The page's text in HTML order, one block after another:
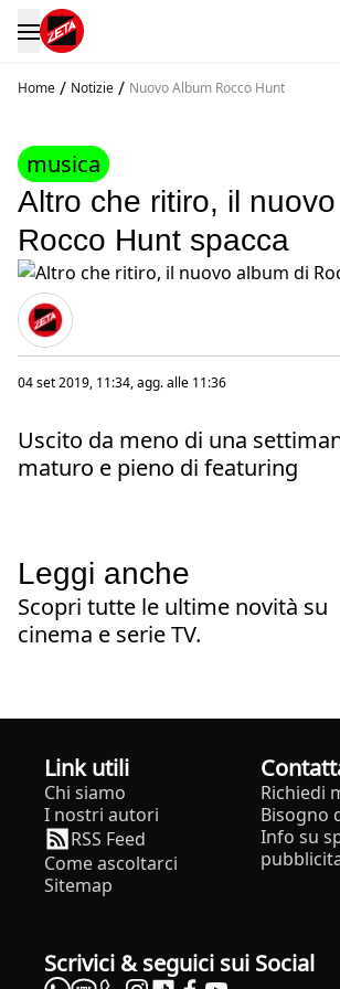
Home / Notizie / Nuovo Album Rocco Hunt
musica
Altro che ritiro, il
Rocco Hunt spacca
04 set 2019, 11:34, agg. alle 11:36
Uscito da meno di una
maturo e pieno di featuring
Leggi anche
Scopri tutte le ultime novità su
cinema e serie TV.
Link utili
Chi siamo
I nostri autori
RSS Feed
Come ascoltarci
Sitemap
Richiedi
Bisogno
Info su
Scrivici & seguici sui Social